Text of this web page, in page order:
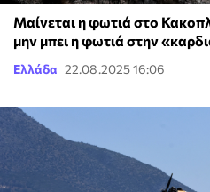
Μαίνεται η φωτιά στο
μην μπει η φωτιά στην
Ελλάδα 22.08.2025 16:06